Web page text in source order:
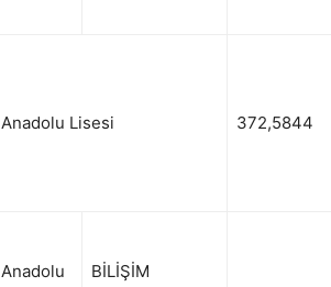
Anadolu Lisesi 372,5844
Anadolu
BİLİŞİM